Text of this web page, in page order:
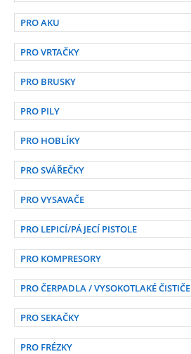
PRO AKU
PRO VRTAČKY
PRO BRUSKY
PRO PILY
PRO HOBLÍKY
PRO SVÁŘEČKY
PRO VYSAVAČE
PRO LEPICÍ/PÁJECÍ PISTOLE
PRO KOMPRESORY
PRO ČERPADLA / VYSOKOTLAKÉ ČISTIČE
PRO SEKAČKY
PRO FRÉZKY